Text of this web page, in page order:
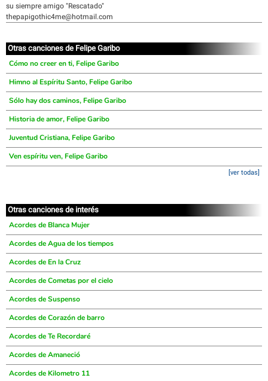
su siempre amigo "Rescatado"
thepapigothic4me@hotmail.com
Otras canciones de Felipe Garibo
Cómo no creer en ti, Felipe Garibo
Himno al Espíritu Santo, Felipe Garibo
Sólo hay dos caminos, Felipe Garibo
Historia de amor, Felipe Garibo
Juventud Cristiana, Felipe Garibo
Ven espíritu ven, Felipe Garibo
[ver todas]
Otras canciones de interés
Acordes de Blanca Mujer
Acordes de Agua de los tiempos
Acordes de En la Cruz
Acordes de Cometas por el cielo
Acordes de Suspenso
Acordes de Corazón de barro
Acordes de Te Recordaré
Acordes de Amaneció
Acordes de Kilometro 11